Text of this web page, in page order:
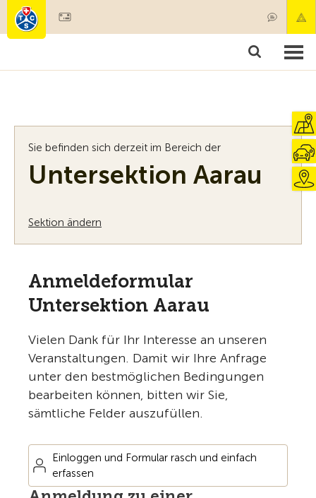
Mitgliedschaft & Leistungen
Sie befinden sich derzeit im Bereich der
Untersektion Aarau
Sektion ändern
Anmeldeformular
Untersektion Aarau
Vielen Dank für Ihr Interesse an unseren
Veranstaltungen. Damit wir Ihre Anfrage
unter den bestmöglichen Bedingungen
bearbeiten können, bitten wir Sie,
sämtliche Felder auszufüllen.
Einloggen und Formular rasch und einfach
erfassen